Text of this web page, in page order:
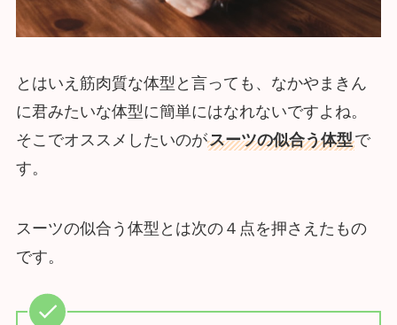
とはいえ筋肉質な体型と言っても、なかやまきん
に君みたいな体型に簡単にはなれないですよね。
そこでオススメしたいのがスーツの似合う体型で
す。
スーツの似合う体型とは次の４点を押さえたもの
です。